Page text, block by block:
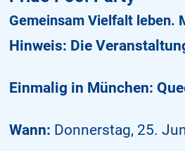
Gemeinsam Vielfalt leben.
Hinweis: Die
Einmalig in München:
Wann: Donnerstag, 25.